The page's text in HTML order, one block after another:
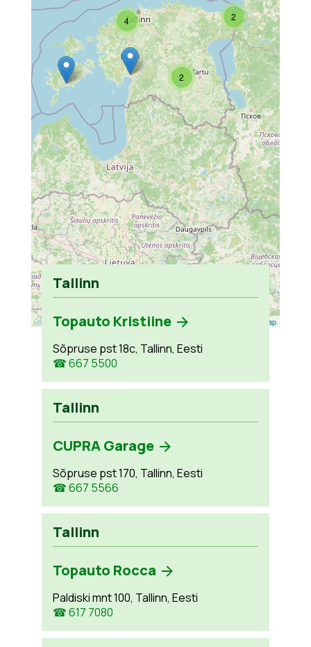
2
2
4
Leaflet OpenStreetMap
Tallinn
Topauto Kristiine
Sõpruse pst 18c, Tallinn, Eesti
☎ 667 5500
Tallinn
CUPRA Garage
Sõpruse pst 170, Tallinn, Eesti
☎ 667 5566
Tallinn
Topauto Rocca
Paldiski mnt 100, Tallinn, Eesti
☎ 617 7080